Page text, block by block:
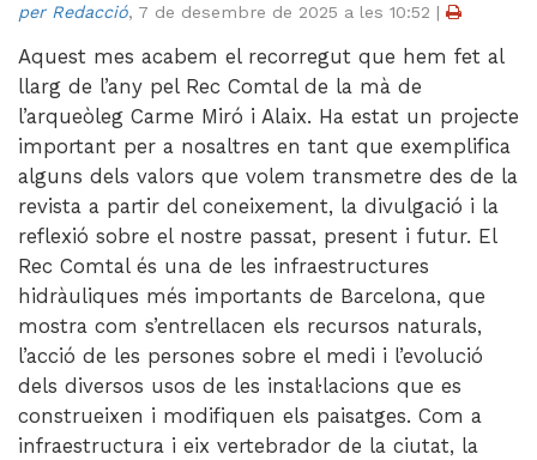
per Redacció, 7 de desembre de 2025 a les 10:52 |
Aquest mes acabem el recorregut que hem fet al
llarg de l’any pel Rec Comtal de la mà de
l’arqueòleg Carme Miró i Alaix. Ha estat un projecte
important per a nosaltres en tant que exemplifica
alguns dels valors que volem transmetre des de la
revista a partir del coneixement, la divulgació i la
reflexió sobre el nostre passat, present i futur. El
Rec Comtal és una de les infraestructures
hidràuliques més importants de Barcelona, que
mostra com s’entrellacen els recursos naturals,
l’acció de les persones sobre el medi i l’evolució
dels diversos usos de les instal·lacions que es
construeixen i modifiquen els paisatges. Com a
infraestructura i eix vertebrador de la ciutat, la